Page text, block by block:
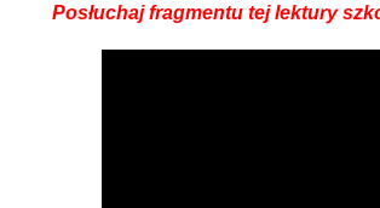
Posłuchaj fragmentu tej lektury